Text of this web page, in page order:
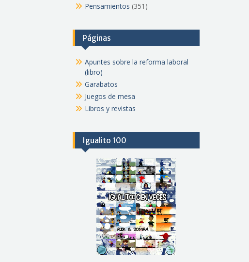
Pensamientos (351)
Páginas
Apuntes sobre la reforma laboral
(libro)
Garabatos
Juegos de mesa
Libros y revistas
Igualito 100